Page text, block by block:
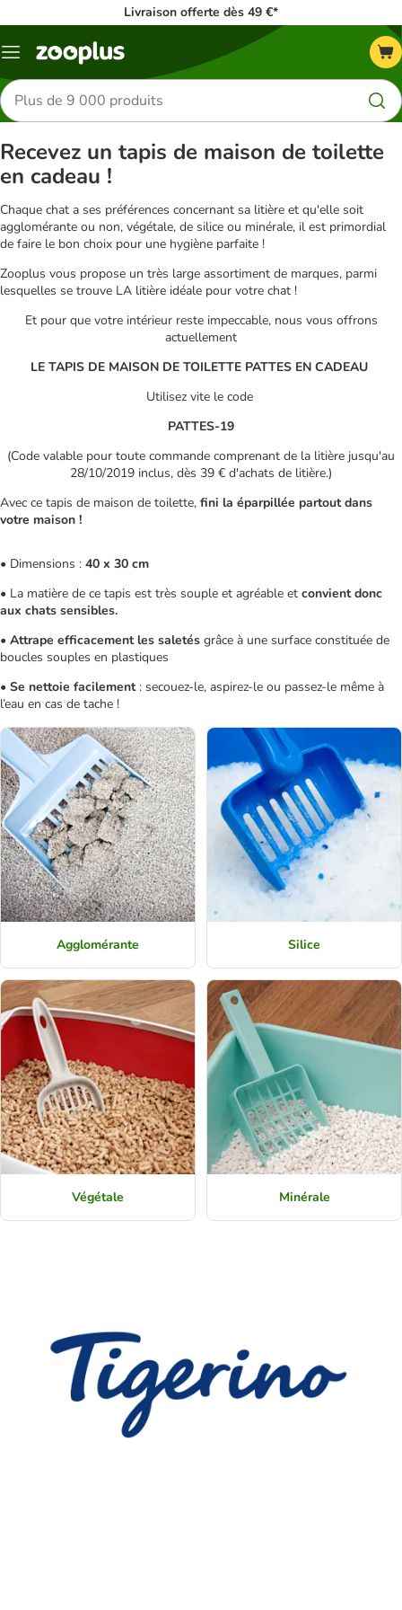
Livraison offerte dès 49 €*
Menu
Rechercher
des
produits
Recevez un tapis de maison de toilette
en cadeau !
Chaque chat a ses préférences concernant sa litière et qu'elle soit
agglomérante ou non, végétale, de silice ou minérale, il est primordial
de faire le bon choix pour une hygiène parfaite !
Zooplus vous propose un très large assortiment de marques, parmi
lesquelles se trouve LA litière idéale pour votre chat !
Et pour que votre intérieur reste impeccable, nous vous offrons
actuellement
LE TAPIS DE MAISON DE TOILETTE PATTES EN CADEAU
Utilisez vite le code
PATTES-19
(Code valable pour toute commande comprenant de la litière jusqu'au
28/10/2019 inclus, dès 39 € d'achats de litière.)
Avec ce tapis de maison de toilette, fini la éparpillée partout dans
votre maison !
• Dimensions : 40 x 30 cm
• La matière de ce tapis est très souple et agréable et convient donc
aux chats sensibles.
• Attrape efficacement les saletés grâce à une surface constituée de
boucles souples en plastiques
• Se nettoie facilement : secouez-le, aspirez-le ou passez-le même à
l’eau en cas de tache !
Agglomérante Silice
Végétale Minérale